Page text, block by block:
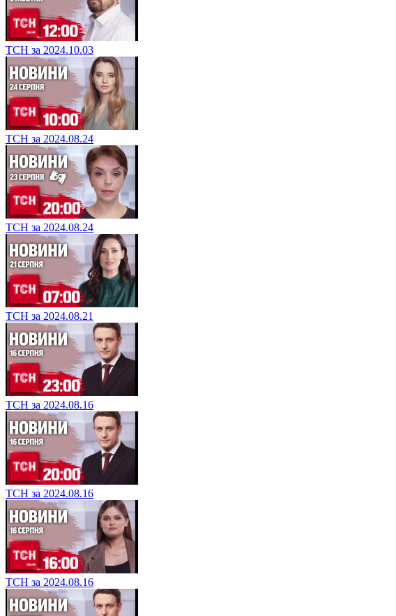
ТСН за 2024.10.03
ТСН за 2024.08.24
ТСН за 2024.08.24
ТСН за 2024.08.21
ТСН за 2024.08.16
ТСН за 2024.08.16
ТСН за 2024.08.16